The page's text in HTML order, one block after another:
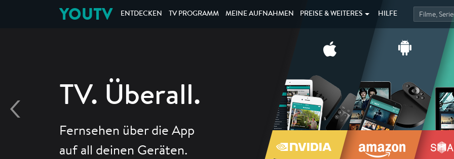
YOUTV ENTDECKEN TV PROGRAMM MEINE AUFNAHMEN PREISE & WEITERES HILFE
TV. Überall.
Fernsehen über die App
auf all deinen Geräten.